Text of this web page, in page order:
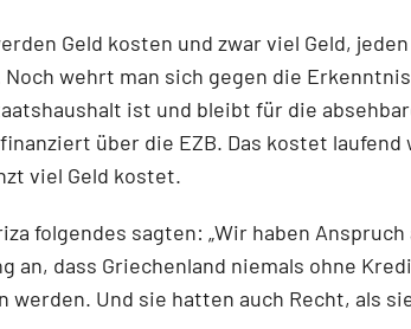
Geld kosten und zwar viel Geld,
wehrt man sich gegen die
ist und bleibt für die
über die EZB. Das kostet laufend
viel Geld kostet.
folgendes sagten: „Wir haben Anspruch
an, dass Griechenland niemals ohne
Und sie hatten auch Recht, als